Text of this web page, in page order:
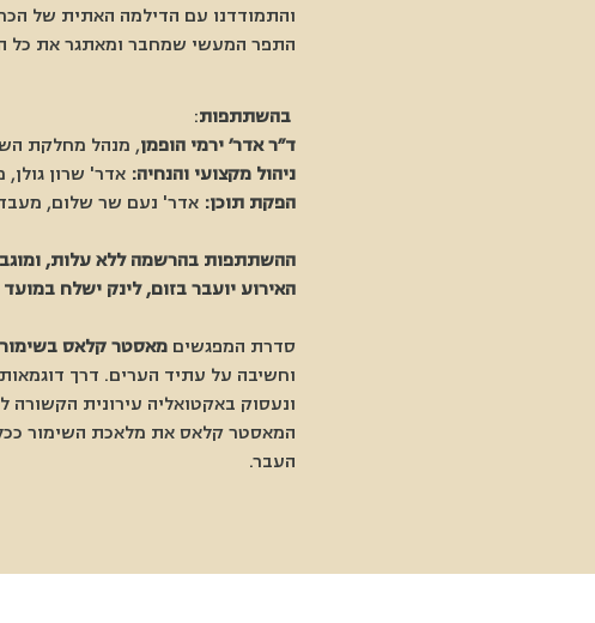
והתמודדנו עם הדילמה האתית של
התפר המעשי שמחבר ומאתגר את כל
בהשתתפות:
ד״ר אדר׳ ירמי הופמן, מנהל מחלקת
ניהול מקצועי והנחיה: אדר' שרון
הפקת תוכן: אדר' נעם שר שלום,
ההשתתפות בהרשמה ללא עלות, ומוגבלת ל 100 הנרשמים
האירוע יועבר בזום, לינק ישלח
סדרת המפגשים מאסטר קלאס בשימור
וחשיבה על עתיד הערים. דרך
ונעסוק באקטואליה עירונית
המאסטר קלאס את מלאכת השימור
העבר.